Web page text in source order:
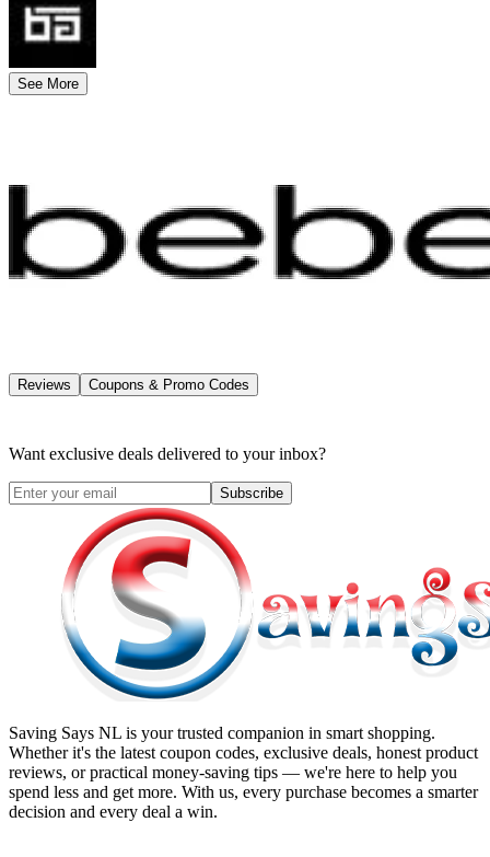
See More
Reviews Coupons & Promo Codes
Want exclusive deals delivered to your inbox?
Subscribe
Saving Says NL is your trusted companion in smart shopping.
Whether it's the latest coupon codes, exclusive deals, honest product
reviews, or practical money-saving tips — we're here to help you
spend less and get more. With us, every purchase becomes a smarter
decision and every deal a win.